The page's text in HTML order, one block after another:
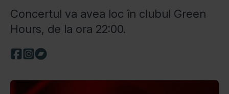
Concertul va avea loc în clubul Green
Hours, de la ora 22:00.